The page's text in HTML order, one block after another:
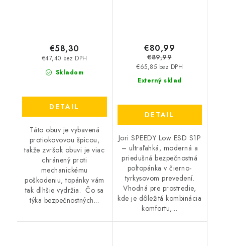
Skladom
€47,40 bez DPH
€58,30
DETAIL
Táto obuv je vybavená
protiokovovou špicou,
takže zvršok obuvi je viac
chránený proti
mechanickému
poškodeniu, topánky vám
tak dlhšie vydržia. Čo sa
týka bezpečnostných...
Externý sklad
€65,85 bez DPH
€80,99
€89,99
DETAIL
Jori SPEEDY Low ESD S1P
– ultraľahká, moderná a
priedušná bezpečnostná
poltopánka v čierno-
tyrkysovom prevedení.
Vhodná pre prostredie,
kde je dôležitá kombinácia
komfortu,...